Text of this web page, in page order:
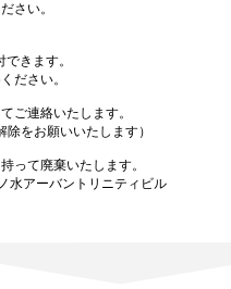
さい。
きます。
ださい。
ご連絡いたします。
除をお願いいたします）
って廃棄いたします。
水アーバントリニティビル